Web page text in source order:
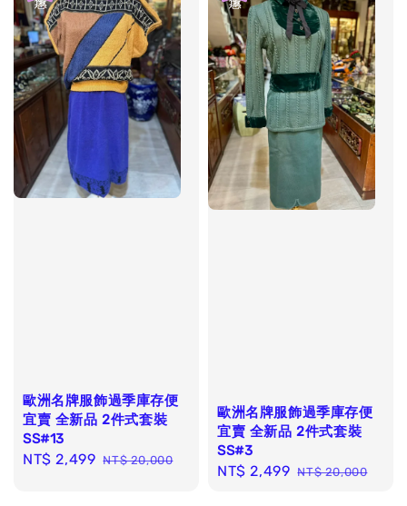
歐洲名牌服飾過季庫存便
宜賣 全新品 2件式套裝
SS#13
Sale
NT$ 2,499 Regular
NT$ 20,000
歐洲名牌服飾過季庫存便
宜賣 全新品 2件式套裝
SS#3
Sale
NT$ 2,499 Regular
NT$ 20,000